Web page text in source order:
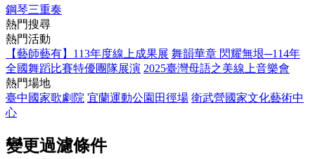
鋼琴三重奏
熱門搜尋
熱門活動
【藝師藝有】113年度線上成果展 舞韻華章 閃耀無垠─114年
全國舞蹈比賽特優團隊展演 2025臺灣母語之美線上音樂會
熱門場地
臺中國家歌劇院 宜蘭運動公園田徑場 衛武營國家文化藝術中
心
變更過濾條件